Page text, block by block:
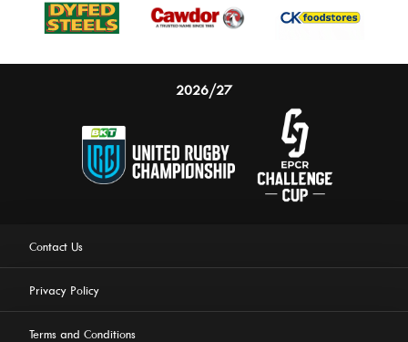
2026/27
Contact Us
Privacy Policy
Terms and Conditions